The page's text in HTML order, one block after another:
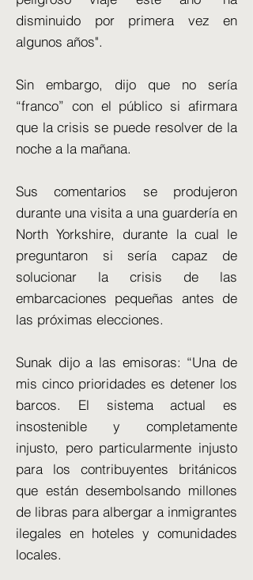
disminuido por primera vez en
algunos años".
Sin embargo, dijo que no sería
“franco” con el público si afirmara
que la crisis se puede resolver de la
noche a la mañana.
Sus comentarios se produjeron
durante una visita a una guardería en
North Yorkshire, durante la cual le
preguntaron si sería capaz de
solucionar la crisis de las
embarcaciones pequeñas antes de
las próximas elecciones.
Sunak dijo a las emisoras: “Una de
mis cinco prioridades es detener los
barcos. El sistema actual es
insostenible y completamente
injusto, pero particularmente injusto
para los contribuyentes británicos
que están desembolsando millones
de libras para albergar a inmigrantes
ilegales en hoteles y comunidades
locales.